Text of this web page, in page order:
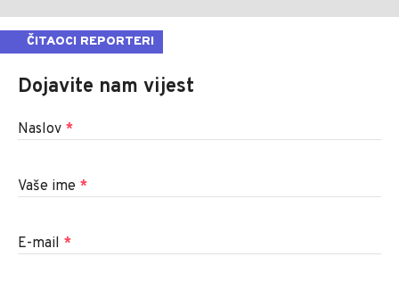
ČITAOCI REPORTERI
Dojavite nam vijest
Naslov *
Vaše ime *
E-mail *